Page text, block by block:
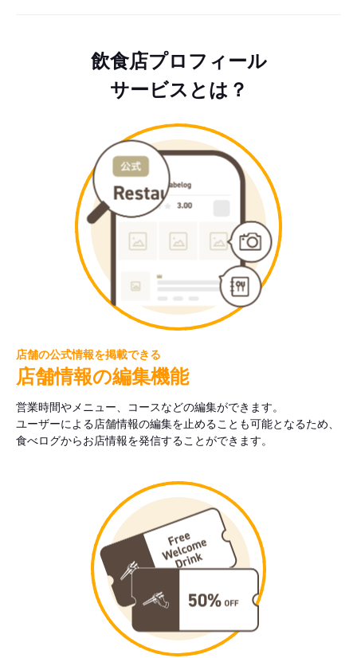
飲食店プロフィール
サービスとは？
店舗の公式情報を掲載できる
店舗情報の編集機能
営業時間やメニュー、コースなどの編集ができます。
ユーザーによる店舗情報の編集を止めることも可能となるため、
食べログからお店情報を発信することができます。